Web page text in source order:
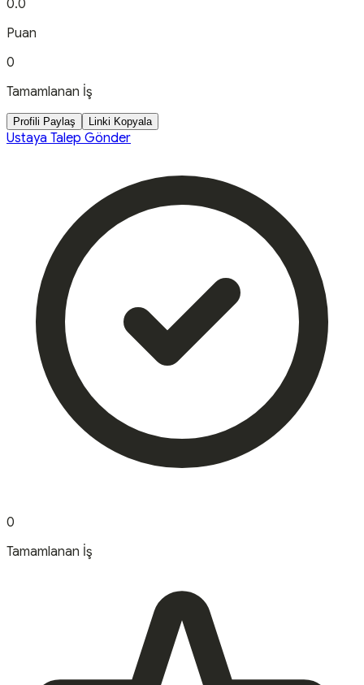
0.0
Puan
0
Tamamlanan İş
Profili Paylaş Linki Kopyala
Ustaya Talep Gönder
0
Tamamlanan İş